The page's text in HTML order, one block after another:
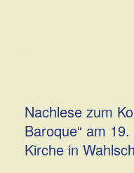
Nachlese zum
Baroque“ am
Kirche in